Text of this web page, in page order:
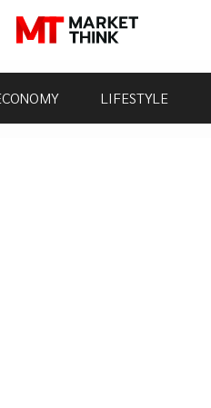
LIFESTYLE